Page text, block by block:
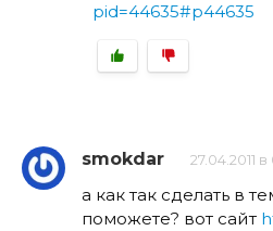
pid=44635#p44635
smokdar 27.04.2011
а как так сделать в
поможете? вот сайт